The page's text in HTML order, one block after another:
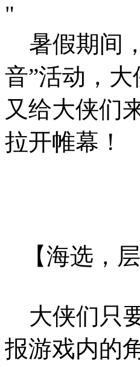
"
暑假期间，
音”活动，
又给大侠们
拉开帷幕！
【海选，
大侠们只
报游戏内的